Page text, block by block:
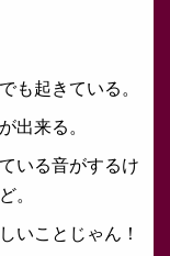
も起きている。
出来る。
いる音がするけ
。
いことじゃん！